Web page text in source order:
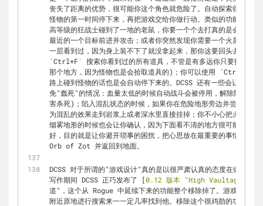
丧失了距离的优势，很可能你这个角色就危险了。自动探索很优雅
怪物的第一时间停下来，再把游戏交给你做行动。类似的功能还有
高等级的狂战士碰到了一地的老鼠，你要一个个去打真的是会很头
最近的一个目标前进并攻击；或者你突然发现你需要一个火属性抗
`Ctrl+F` 搜索你看到过的所有道具，不管是有多远你只要找到了
那个地方，因为怪物也是会拾取道具的)；你可以使用
`Ctrl+G`
路上碰到怪物的话也是会自动停下来的。DCSS 还有一些会让你很
免"蠢死"的情况：血量太低的时候自动战斗会被停用，解除陷阱也
害杀死)；陷入混乱状态的时候，如果你在危险地形旁边并尝试移动
为混乱的效果走到岩浆上或者深水里直接挂掉；你不小心把火球法
烟雾地形的时候也会让你确认，因为下面看不清的地方很可能就是
好，目的就是让你避开琐事的困扰，把心思放在最重要的事情上
Orb of Zot 并返回到地面。
DCSS 对于所谓的"游戏设计"真的是以很严肃认真的态度在做，最
写作期间 DCSS 正巧发布了 [0.12 版本 "High Vaultage"
道"，这个从 Rogue 中延续下来的功能整个移除掉了。游戏中原来
附近原地进行搜索来一一定几率找到他。移除这个很鸡肋的功能虽